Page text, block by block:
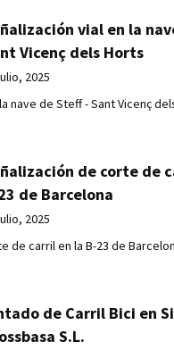
vial en la
Vicenç dels Horts
2025
nave de Steff - Sant Vicenç
de corte de
de Barcelona
2025
de carril en la B-23 de
de Carril Bici en
S.L.